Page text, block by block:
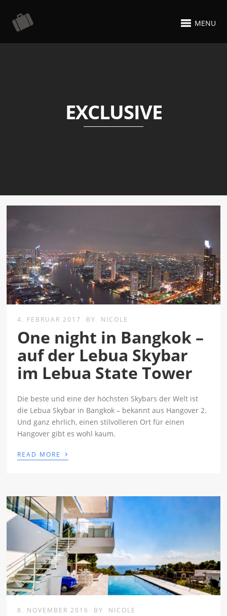
MENU
EXCLUSIVE
4. FEBRUAR 2017 BY NICOLE
One night in Bangkok –
auf der Lebua Skybar
im Lebua State Tower
Die beste und eine der höchsten Skybars der Welt ist
die Lebua Skybar in Bangkok – bekannt aus Hangover 2.
Und ganz ehrlich, einen stilvolleren Ort für einen
Hangover gibt es wohl kaum.
READ MORE ›
8. NOVEMBER 2016 BY NICOLE